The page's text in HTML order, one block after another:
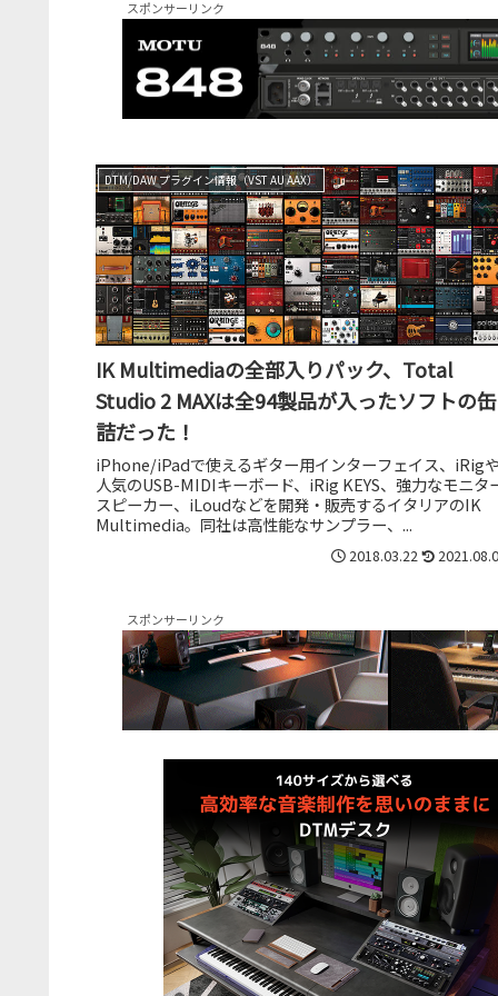
スポンサーリンク
DTM/DAW プラグイン情報（VST AU AAX）
IK Multimediaの全部入りパック、Total
Studio 2 MAXは全94製品が入ったソフトの缶
詰だった！
iPhone/iPadで使えるギター用インターフェイス、iRig
人気のUSB-MIDIキーボード、iRig KEYS、強力なモニタ
スピーカー、iLoudなどを開発・販売するイタリアのIK
Multimedia。同社は高性能なサンプラー、...
2018.03.22
スポンサーリンク